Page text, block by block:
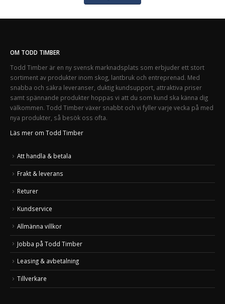
OM TODD TIMBER
Todd Timber är en ny svensk marknadsplats som erbjuder ett stort
sortiment av produkter inom skog, lantbruk och entreprenad. Med
snabba och säkra leveranser, duktig kundsupport, attraktiva priser
samt spännande produkter hoppas vi att du som kund ska känna dig
välkommen. Todd Timber växer snabbt och vi fyller varje vecka på med
nya produkter, så besök oss ofta.
Läs mer om Todd Timber
Att handla & betala
Frakt & leverans
Returer
Kundservice
Allmänna villkor
Jobba på Todd Timber
Leasing & avbetalning
Tillverkare